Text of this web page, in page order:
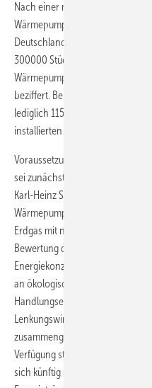
Nach einer neuen
Wärmepumpen e.V. (BWP)
Deutschland bei günstigen
300000 Stück pro Jahr steigen.
Wärmepumpen wird bis 2030 mit
beziffert. Bei ungünstigem
lediglich 115000 verkauften
installierten Geräten im Jahr 2030.
Voraussetzung für die weitere
sei zunächst eine gerechtere
Karl-Heinz Stawiarski,
Wärmepumpenstrom mit rund 80
Erdgas mit nur 53 % und Heizöl
Bewertung der Energieträger
Energiekonzept verankerten Ziel,
an ökologischen Kriterien
Handlungsempfehlungen hat der
Lenkungswirkung von Steuern
zusammengestellt, das als
Verfügung steht. Empfehlung der
sich künftig stärker an den CO